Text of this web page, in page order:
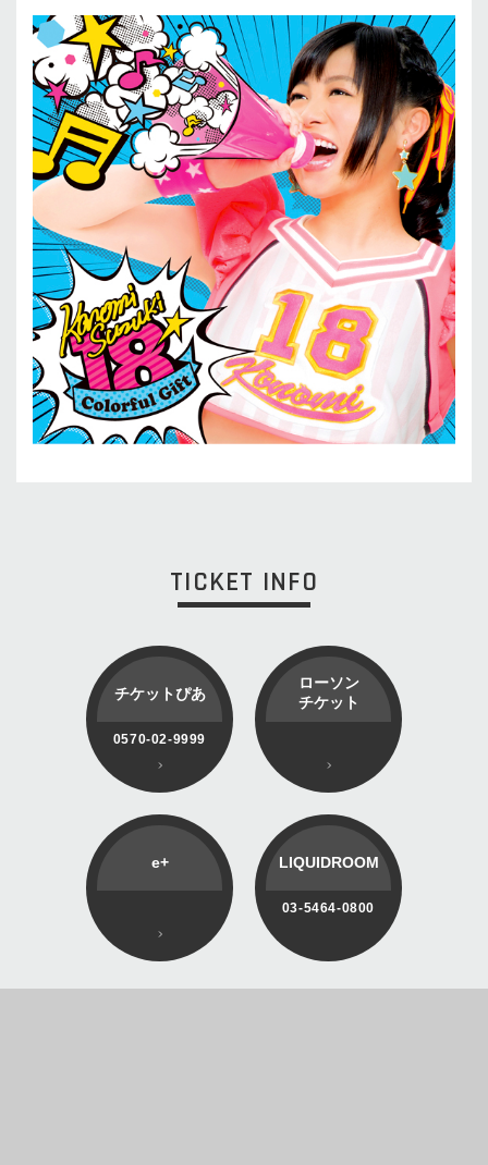
TICKET INFO
チケットぴあ
0570-02-9999
ローソン
チケット
e+ LIQUIDROOM
03-5464-0800